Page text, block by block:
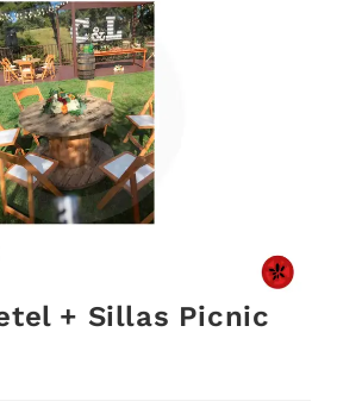
+ Sillas Picnic